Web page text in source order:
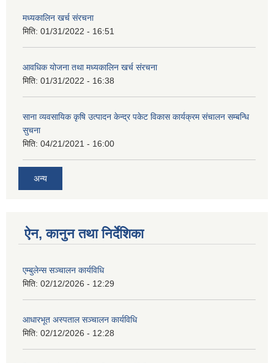
मध्यकालिन खर्च संरचना
मिति: 01/31/2022 - 16:51
आवधिक योजना तथा मध्यकालिन खर्च संरचना
मिति: 01/31/2022 - 16:38
साना व्यवसायिक कृषि उत्पादन केन्द्र पकेट विकास कार्यक्रम संचालन सम्बन्धि
सुचना
मिति: 04/21/2021 - 16:00
अन्य
ऐन, कानुन तथा निर्देशिका
एम्बुलेन्स सञ्चालन कार्यविधि
मिति: 02/12/2026 - 12:29
आधारभूत अस्पताल सञ्चालन कार्यविधि
मिति: 02/12/2026 - 12:28